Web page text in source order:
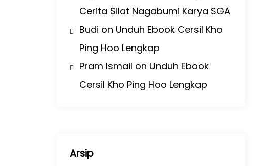
Cerita Silat Nagabumi Karya SGA
Budi on Unduh Ebook Cersil Kho
Ping Hoo Lengkap
Pram Ismail on Unduh Ebook
Cersil Kho Ping Hoo Lengkap
Arsip